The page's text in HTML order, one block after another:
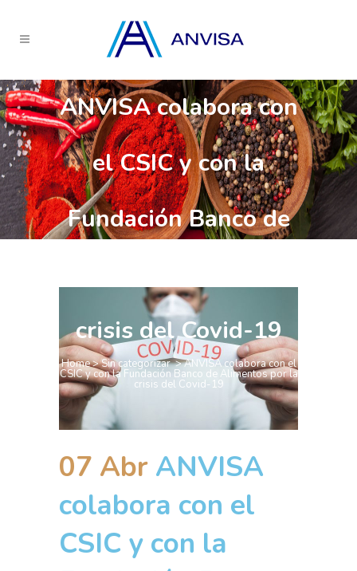
ANVISA colabora con
el CSIC y con la
Fundación Banco de
crisis del Covid-19
Home>Sin categorizar>ANVISA colabora con el
CSIC y con la Fundación Banco de Alimentos por la
crisis del Covid-19
07 Abr ANVISA
colabora con el
CSIC y con la